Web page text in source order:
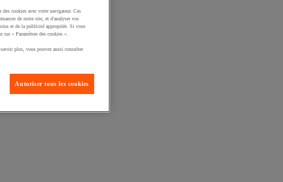
cookies avec votre navigateur. Ces
de notre site, et d'analyser vos
et de la publicité appropriée. Si vous
« Paramètres des cookies ».
plus, vous pouvez aussi consulter
Autoriser tous les cookies